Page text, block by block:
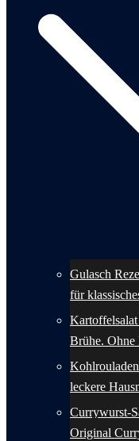
Gulasch
für
Brühe. Ohne
leckere
Currywurst-
Original